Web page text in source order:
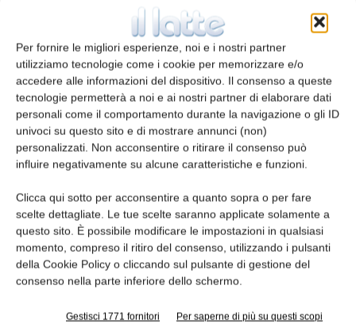
Per fornire le migliori esperienze, noi e i nostri partner
utilizziamo tecnologie come i cookie per memorizzare e/o
accedere alle informazioni del dispositivo. Il consenso a queste
tecnologie permetterà a noi e ai nostri partner di elaborare dati
personali come il comportamento durante la navigazione o gli ID
univoci su questo sito e di mostrare annunci (non)
personalizzati. Non acconsentire o ritirare il consenso può
influire negativamente su alcune caratteristiche e funzioni.
Clicca qui sotto per acconsentire a quanto sopra o per fare
scelte dettagliate. Le tue scelte saranno applicate solamente a
questo sito. È possibile modificare le impostazioni in qualsiasi
momento, compreso il ritiro del consenso, utilizzando i pulsanti
della Cookie Policy o cliccando sul pulsante di gestione del
consenso nella parte inferiore dello schermo.
Gestisci 1771 fornitori Per saperne di più su questi scopi
semplicemente con un dispositivo digitale.
Naturalmente, questa applicazione può essere
declinata a tutti i prodotti Nonno Nanni o, per
esempio, anche ai materiali pubblicitari.
“Ci sono tanti modi per mettere
#LaBontàInOgniGesto: uno di questi è
investire nella crescita dei nostri dipendenti,
collaborando con realtà locali” – afferma
Alessandro Lazzarin, amministratore di Nonno
Nanni – “Proprio per questo siamo fieri di aver
supportato due nostri collaboratori nel
aumentata presso l’IMI Academy di Giavera del